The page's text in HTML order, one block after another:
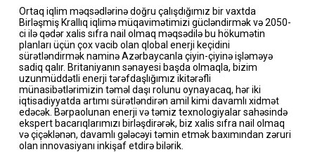
Ortaq iqlim məqsədlərinə doğru çalışdığımız bir vaxtda
Birləşmiş Krallıq iqlimə müqavimətimizi gücləndirmək və 2050-
ci ilə qədər xalis sıfra nail olmaq məqsədilə bu hökumətin
planları üçün çox vacib olan qlobal enerji keçidini
sürətləndirmək naminə Azərbaycanla çiyin-çiyinə işləməyə
sadiq qalır. Britaniyanın sənayesi başda olmaqla, bizim
uzunmüddətli enerji tərəfdaşlığımız ikitərəfli
münasibətlərimizin təməl daşı rolunu oynayacaq, hər iki
iqtisadiyyatda artımı sürətləndirən amil kimi davamlı xidmət
edəcək. Bərpaolunan enerji və təmiz texnologiyalar sahəsində
ekspert bacarıqlarımızı birləşdirərək, biz xalis sıfra nail olmaq
və çiçəklənən, davamlı gələcəyi təmin etmək baxımından zəruri
olan innovasiyanı inkişaf etdirə bilərik.